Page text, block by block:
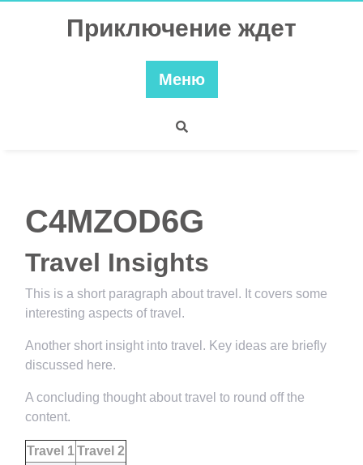
Приключение ждет
Меню
C4MZOD6G
Travel Insights
This is a short paragraph about travel. It covers some
interesting aspects of travel.
Another short insight into travel. Key ideas are briefly
discussed here.
A concluding thought about travel to round off the
content.
Travel 1Travel 2